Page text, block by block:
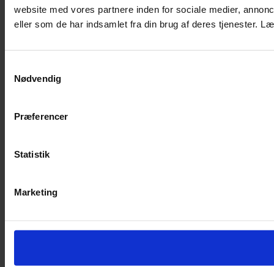
website med vores partnere inden for sociale medier,
eller som de har indsamlet fra din brug af deres tjenester.
Nødvendig
Præferencer
Statistik
Marketing